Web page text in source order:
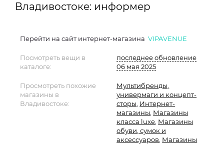
Владивостоке: информер
Перейти на сайт интернет-магазина VIPAVENUE
Посмотреть вещи в
каталоге:
последнее обновление
06 мая 2025
Просмотреть похожие
магазины в
Владивостоке:
Мультибренды,
универмаги и концепт-
сторы Интернет-
магазины Магазины
класса luxe Магазины
обуви, сумок и
аксессуаров Магазины